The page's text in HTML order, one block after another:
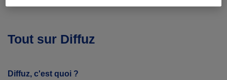
Tout sur Diffuz
Diffuz, c'est quoi ?